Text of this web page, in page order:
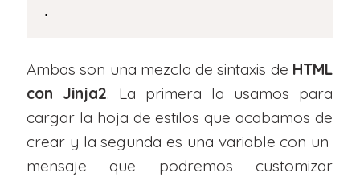
.
Ambas son una mezcla de sintaxis de HTML
con Jinja2. La primera la usamos para
cargar la hoja de estilos que acabamos de
crear y la segunda es una variable con un
mensaje que podremos customizar